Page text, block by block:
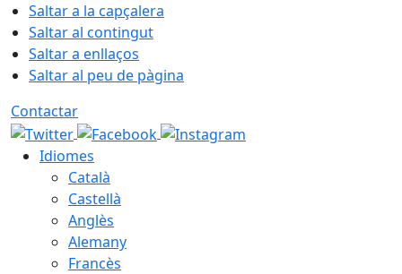
Saltar a la capçalera
Saltar al contingut
Saltar a enllaços
Saltar al peu de pàgina
Contactar
Idiomes
Català
Castellà
Anglès
Alemany
Francès